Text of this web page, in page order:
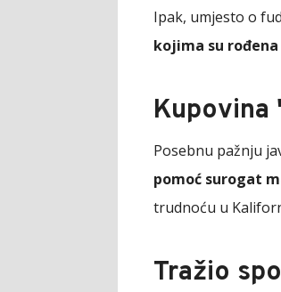
Ipak, umjesto o
kojima su
Kupovina
Posebnu pažnju
pomoć surogat
trudnoću u
Tražio